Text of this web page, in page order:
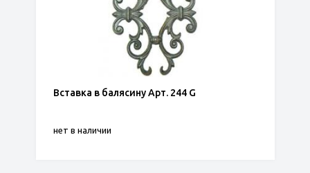
Вставка в балясину Арт. 244 G
нет в наличии